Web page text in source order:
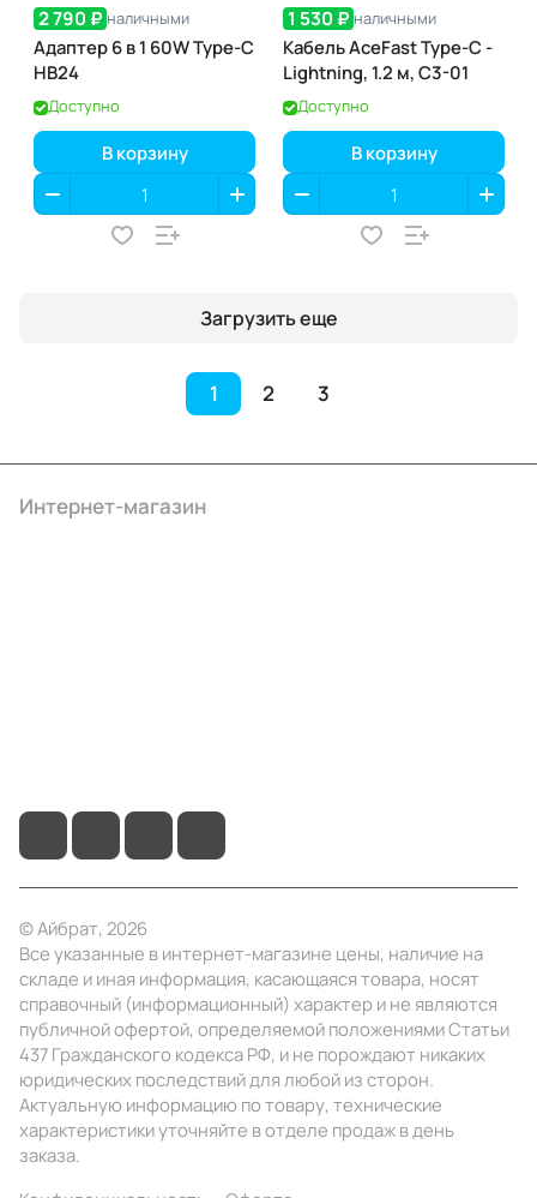
2 790 ₽ наличными
Адаптер 6 в 1 60W Type-C
HB24
Доступно
В корзину
1 530 ₽ наличными
Кабель AceFast Type-C -
Lightning, 1.2 м, C3-01
Доступно
В корзину
Загрузить еще
1 2 3
Интернет-магазин
© Айбрат, 2026
Все указанные в интернет-магазине цены, наличие на
складе и иная информация, касающаяся товара, носят
справочный (информационный) характер и не являются
публичной офертой, определяемой положениями Статьи
437 Гражданского кодекса РФ, и не порождают никаких
юридических последствий для любой из сторон.
Актуальную информацию по товару, технические
характеристики уточняйте в отделе продаж в день
заказа.